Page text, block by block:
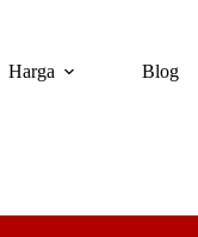
Harga Blog